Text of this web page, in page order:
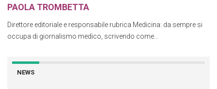
PAOLA TROMBETTA
Direttore editoriale e responsabile rubrica Medicina: da sempre si
occupa di giornalismo medico, scrivendo come...
NEWS